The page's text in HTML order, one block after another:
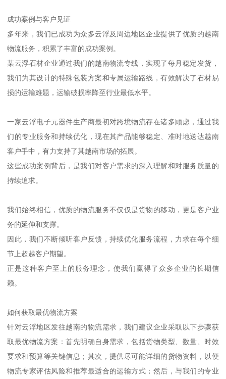
成功案例与客户见证
多年来，我们已成功为众多云浮及周边地区企业提供了优质的越南
物流服务，积累了丰富的成功案例。
某云浮石材企业通过我们的越南物流专线，实现了每月稳定发货，
我们为其设计的特殊包装方案和专属运输路线，有效解决了石材易
损的运输难题，运输破损率降至行业最低水平。
一家云浮电子元器件生产商最初对跨境物流存在诸多顾虑，通过我
们的专业服务和持续优化，现在其产品能够稳定、准时地送达越南
客户手中，有力支持了其越南市场的拓展。
这些成功案例背后，是我们对客户需求的深入理解和对服务质量的
持续追求。
我们始终相信，优质的物流服务不仅仅是货物的移动，更是客户业
务的延伸和支撑。
因此，我们不断倾听客户反馈，持续优化服务流程，力求在每个细
节上超越客户期望。
正是这种客户至上的服务理念，使我们赢得了众多企业的长期信
赖。
如何获取最优物流方案
针对云浮地区发往越南的物流需求，我们建议企业采取以下步骤获
取最优物流方案：首先明确自身需求，包括货物类型、数量、时效
要求和预算等关键信息；其次，提供尽可能详细的货物资料，以便
物流专家评估风险和推荐最适合的运输方式；然后，与我们的专业